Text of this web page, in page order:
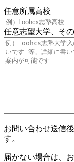
任意所属高校
任意志望大学、そ
お問い合わせ送信
す。
届かない場合は、